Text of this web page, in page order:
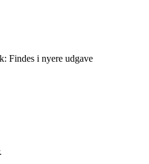
Findes i nyere udgave